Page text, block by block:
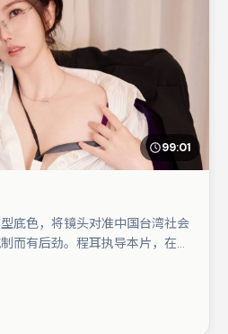
99:01
底色，将镜头对准中国台湾社会
而有后劲。程耳执导本片，在场
肖央、赵丽颖分别提供反差与喜
。若你偏爱强类型与清晰主